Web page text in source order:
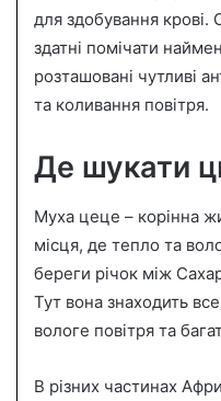
для здобування крові.
здатні помічати
розташовані чутливі
та коливання повітря.
Де шукати
Муха цеце – корінна
місця, де тепло та
береги річок між
Тут вона знаходить
вологе повітря та
В різних частинах